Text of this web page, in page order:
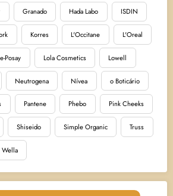
Granado Hada Labo ISDIN
Korres L'Occitane L'Oreal
Posay Lola Cosmetics Lowell
Neutrogena Nívea o Boticário
Pantene Phebo Pink Cheeks
Shiseido Simple Organic Truss
Wella